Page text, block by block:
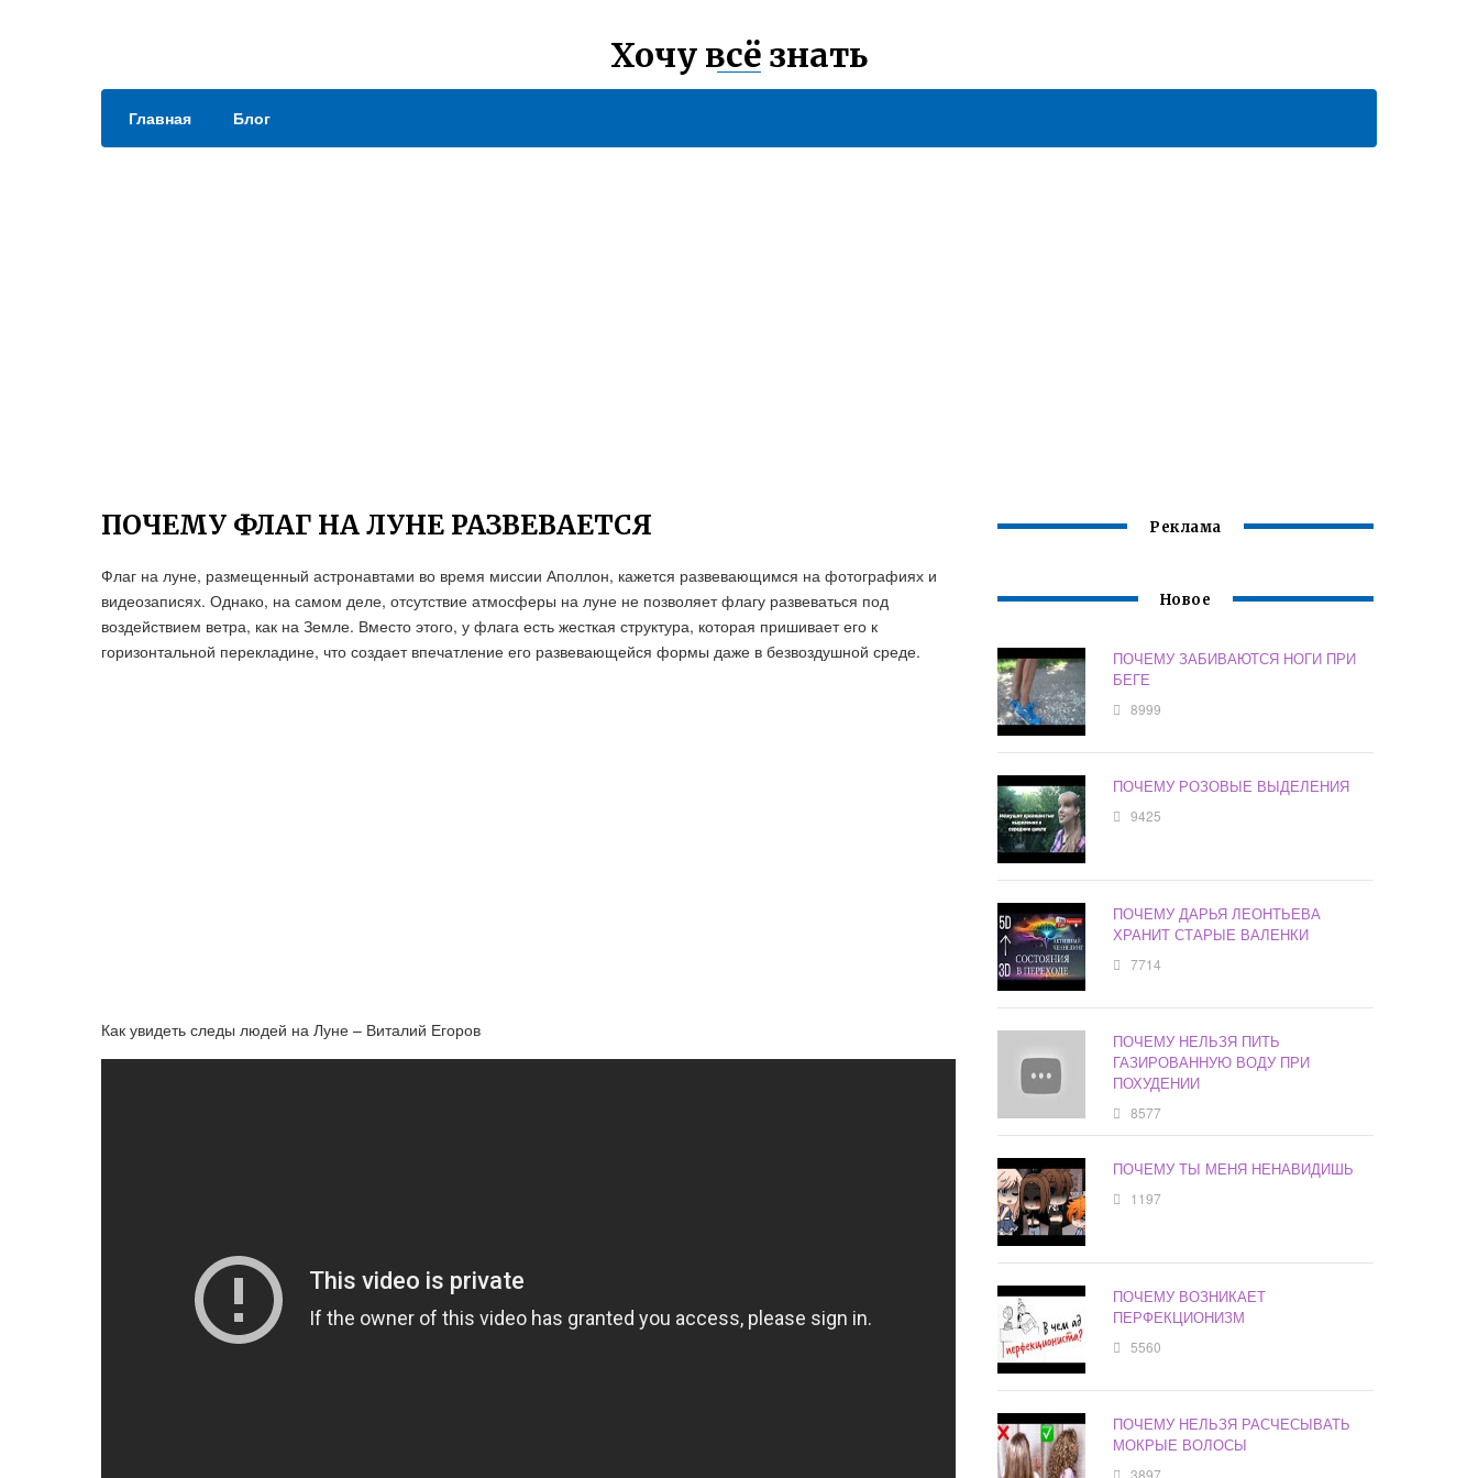
Хочу всё знать
Главная Блог
ПОЧЕМУ ФЛАГ НА ЛУНЕ РАЗВЕВАЕТСЯ
Флаг на луне, размещенный астронавтами во время миссии Аполлон, кажется развевающимся на фотографиях и
видеозаписях. Однако, на самом деле, отсутствие атмосферы на луне не позволяет флагу развеваться под
воздействием ветра, как на Земле. Вместо этого, у флага есть жесткая структура, которая пришивает его к
горизонтальной перекладине, что создает впечатление его развевающейся формы даже в безвоздушной среде.
Как увидеть следы людей на Луне – Виталий Егоров
Реклама
Новое
ПОЧЕМУ ЗАБИВАЮТСЯ НОГИ ПРИ
БЕГЕ
8999
ПОЧЕМУ РОЗОВЫЕ ВЫДЕЛЕНИЯ
9425
ПОЧЕМУ ДАРЬЯ ЛЕОНТЬЕВА
ХРАНИТ СТАРЫЕ ВАЛЕНКИ
7714
ПОЧЕМУ НЕЛЬЗЯ ПИТЬ
ГАЗИРОВАННУЮ ВОДУ ПРИ
ПОХУДЕНИИ
8577
ПОЧЕМУ ТЫ МЕНЯ НЕНАВИДИШЬ
1197
ПОЧЕМУ ВОЗНИКАЕТ
ПЕРФЕКЦИОНИЗМ
5560
ПОЧЕМУ НЕЛЬЗЯ РАСЧЕСЫВАТЬ
МОКРЫЕ ВОЛОСЫ